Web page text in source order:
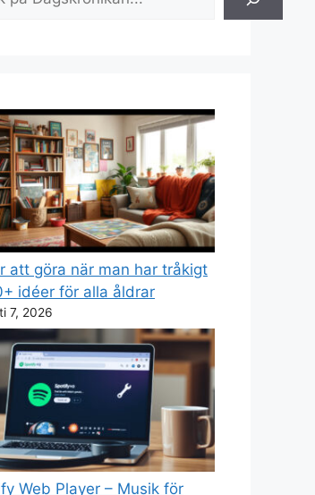
att göra när man har tråkigt
idéer för alla åldrar
7, 2026
Web Player – Musik för